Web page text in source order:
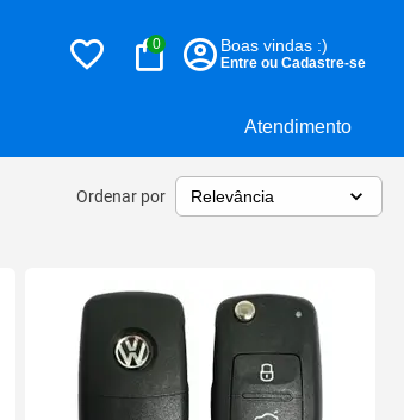
Atendimento
0 Boas vindas :)
Entre ou Cadastre-se
Ordenar por